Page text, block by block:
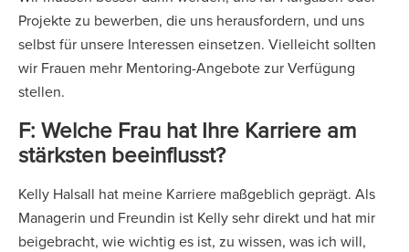
Projekte zu bewerben, die uns herausfordern, und uns
selbst für unsere Interessen einsetzen. Vielleicht sollten
wir Frauen mehr Mentoring-Angebote zur Verfügung
stellen.
F: Welche Frau hat Ihre Karriere am
stärksten beeinflusst?
Kelly Halsall hat meine Karriere maßgeblich geprägt. Als
Managerin und Freundin ist Kelly sehr direkt und hat mir
beigebracht, wie wichtig es ist, zu wissen, was ich will,